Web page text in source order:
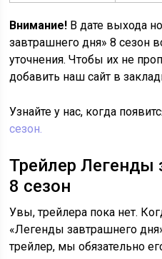
Внимание! В дате выхода
завтрашнего дня» 8 сезон
уточнения. Чтобы их не
добавить наш сайт в
Узнайте у нас, когда
сезон.
Трейлер Легенды
8 сезон
Увы, трейлера пока нет.
«Легенды завтрашнего
трейлер, мы обязательно